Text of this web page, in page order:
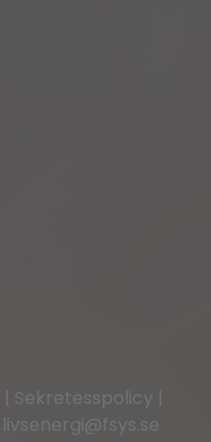
| Sekretesspolicy |
livsenergi@fsys.se